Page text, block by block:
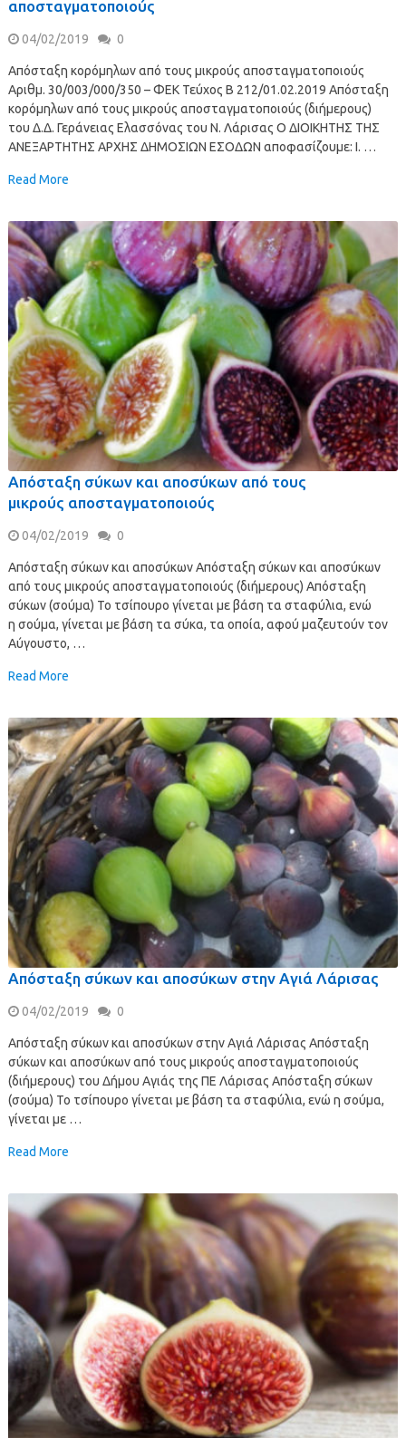
αποσταγματοποιούς
04/02/2019 0
Απόσταξη κορόμηλων από τους μικρούς αποσταγματοποιούς
Αριθμ. 30/003/000/350 – ΦΕΚ Τεύχος Β 212/01.02.2019 Απόσταξη
κορόμηλων από τους μικρούς αποσταγματοποιούς (διήμερους)
του Δ.Δ. Γεράνειας Ελασσόνας του Ν. Λάρισας Ο ΔΙΟΙΚΗΤΗΣ ΤΗΣ
ΑΝΕΞΑΡΤΗΤΗΣ ΑΡΧΗΣ ΔΗΜΟΣΙΩΝ ΕΣΟΔΩΝ αποφασίζουμε: Ι. …
Read More
Απόσταξη σύκων και αποσύκων από τους
μικρούς αποσταγματοποιούς
04/02/2019 0
Απόσταξη σύκων και αποσύκων Απόσταξη σύκων και αποσύκων
από τους μικρούς αποσταγματοποιούς (διήμερους) Απόσταξη
σύκων (σούμα) Το τσίπουρο γίνεται με βάση τα σταφύλια, ενώ
η σούμα, γίνεται με βάση τα σύκα, τα οποία, αφού μαζευτούν τον
Αύγουστο, …
Read More
Απόσταξη σύκων και αποσύκων στην Αγιά Λάρισας
04/02/2019 0
Απόσταξη σύκων και αποσύκων στην Αγιά Λάρισας Απόσταξη
σύκων και αποσύκων από τους μικρούς αποσταγματοποιούς
(διήμερους) του Δήμου Αγιάς της ΠΕ Λάρισας Απόσταξη σύκων
(σούμα) Το τσίπουρο γίνεται με βάση τα σταφύλια, ενώ η σούμα,
γίνεται με …
Read More